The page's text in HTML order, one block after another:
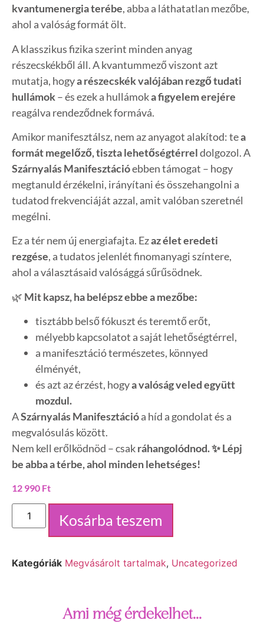
kvantumenergia terébe, abba a láthatatlan mezőbe,
ahol a valóság formát ölt.
A klasszikus fizika szerint minden anyag
részecskékből áll.A kvantummező viszont azt
mutatja, hogya részecskék valójában rezgő tudati
hullámok–és ezek a hullámoka figyelem erejére
reagálva rendeződnek formává.
Amikor manifesztálsz, nem az anyagot alakítod:tea
formát megelőző, tiszta lehetőségtérreldolgozol.A
Szárnyalás Manifesztációebben támogat – hogy
megtanuld érzékelni, irányítani és összehangolni a
tudatod frekvenciáját azzal, amit valóban szeretnél
megélni.
Ez a tér nem új energiafajta. Ezaz élet eredeti
rezgése, a tudatos jelenlét finomanyagi színtere,
ahol a választásaid valósággá sűrűsödnek.
🌿 Mit kapsz, ha belépsz ebbe a mezőbe:
tisztább belső fókuszt és teremtő erőt,
mélyebb kapcsolatot a saját lehetőségtérrel,
a manifesztáció természetes, könnyed
élményét,
és azt az érzést, hogya valóság veled együtt
mozdul.
ASzárnyalás Manifesztációa híd a gondolat és a
megvalósulás között.
Nem kell erőlködnöd – csakráhangolódnod.✨ Lépj
be abba a térbe, ahol minden lehetséges!
12 990 Ft
Kosárba teszem
Kategóriák Megvásárolt tartalmak, Uncategorized
Ami még érdekelhet...